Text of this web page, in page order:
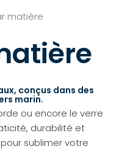
matière
conçus dans des
marin.
ou encore le verre
durabilité et
sublimer votre